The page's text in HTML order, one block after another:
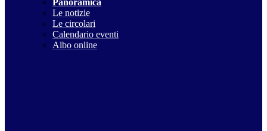
Panoramica
Le notizie
Le circolari
Calendario eventi
Albo online